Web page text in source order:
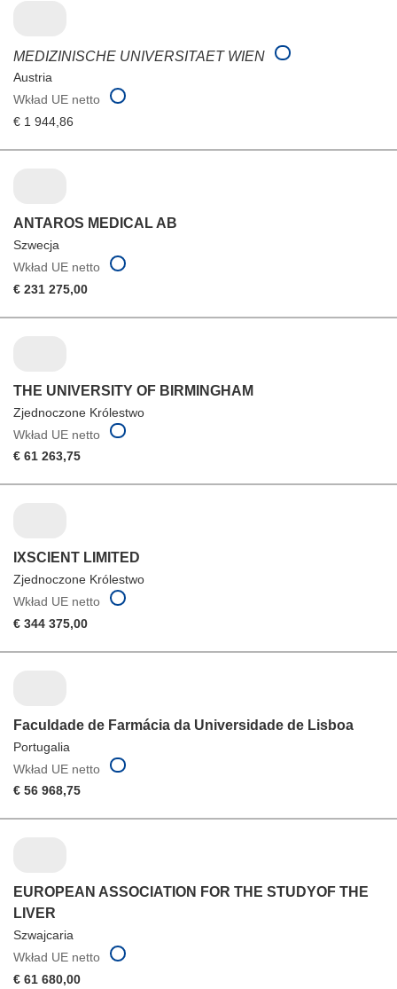
MEDIZINISCHE UNIVERSITAET WIEN
Austria
Wkład UE netto
€ 1 944,86
ANTAROS MEDICAL AB
Szwecja
Wkład UE netto
€ 231 275,00
THE UNIVERSITY OF BIRMINGHAM
Zjednoczone Królestwo
Wkład UE netto
€ 61 263,75
IXSCIENT LIMITED
Zjednoczone Królestwo
Wkład UE netto
€ 344 375,00
Faculdade de Farmácia da Universidade de Lisboa
Portugalia
Wkład UE netto
€ 56 968,75
EUROPEAN ASSOCIATION FOR THE STUDYOF THE
LIVER
Szwajcaria
Wkład UE netto
€ 61 680,00